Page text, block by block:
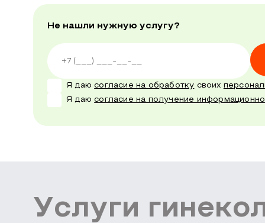
Не нашли нужную услугу?
Я даюсогласие на обработку своих
Я даюсогласие на получение
Услуги